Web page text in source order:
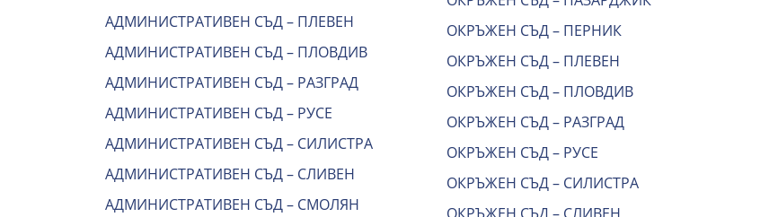
АДМИНИСТРАТИВЕН СЪД – ПЛЕВЕН
АДМИНИСТРАТИВЕН СЪД – ПЛОВДИВ
АДМИНИСТРАТИВЕН СЪД – РАЗГРАД
АДМИНИСТРАТИВЕН СЪД – РУСЕ
АДМИНИСТРАТИВЕН СЪД – СИЛИСТРА
АДМИНИСТРАТИВЕН СЪД – СЛИВЕН
АДМИНИСТРАТИВЕН СЪД – СМОЛЯН
ОКРЪЖЕН СЪД – ПЕРНИК
ОКРЪЖЕН СЪД – ПЛЕВЕН
ОКРЪЖЕН СЪД – ПЛОВДИВ
ОКРЪЖЕН СЪД – РАЗГРАД
ОКРЪЖЕН СЪД – РУСЕ
ОКРЪЖЕН СЪД – СИЛИСТРА